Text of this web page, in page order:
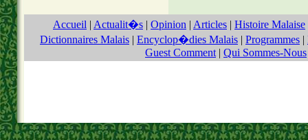
Accueil | Actualit�s | Opinion | Articles | Histoire Malaise
Dictionnaires Malais | Encyclop�dies Malais | Programmes |
Guest Comment | Qui Sommes-Nous